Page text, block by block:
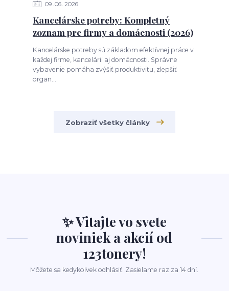
09 06 2026
Kancelárske potreby: Kompletný
zoznam pre firmy a domácnosti (2026)
Kancelárske potreby sú základom efektívnej práce v
každej firme, kancelárii aj domácnosti. Správne
vybavenie pomáha zvýšiť produktivitu, zlepšiť
organ...
Zobraziť všetky články
✨ Vitajte vo svete
noviniek a akcií od
123tonery!
Môžete sa kedykoľvek odhlásiť. Zasielame raz za 14 dní.